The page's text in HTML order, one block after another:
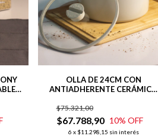
OLLA DE 24CM CON
ANTIADHERENTE CERÁMICO
INDUCCIÓN
$67.788,90
$75.321,00
10% OFF
6 x $11.298,15 sin interés